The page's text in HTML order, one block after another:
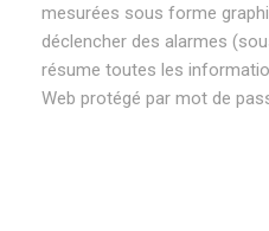
mesurées sous forme
déclencher des alarmes
résume toutes les
Web protégé par mot de